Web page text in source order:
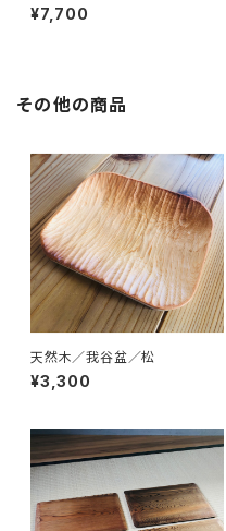
¥7,700
その他の商品
天然木／我谷盆／松
¥3,300